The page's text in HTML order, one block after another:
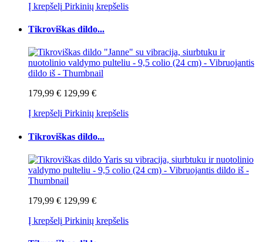
Į krepšelį Pirkinių krepšelis
Tikroviškas dildo...
179,99 € 129,99 €
Į krepšelį Pirkinių krepšelis
Tikroviškas dildo...
179,99 € 129,99 €
Į krepšelį Pirkinių krepšelis